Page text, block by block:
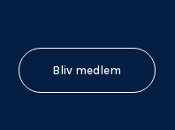
Bliv medlem